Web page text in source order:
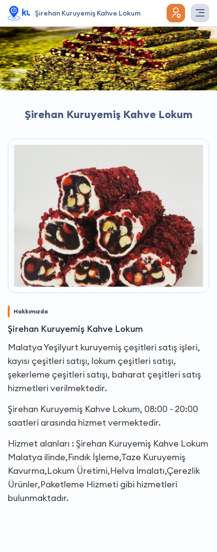
Şirehan Kuruyemiş Kahve Lokum
Şirehan Kuruyemiş Kahve Lokum
Hakkımızda
Şirehan Kuruyemiş Kahve Lokum
Malatya Yeşilyurt kuruyemiş çeşitleri satış işleri,
kayısı çeşitleri satışı, lokum çeşitleri satışı,
şekerleme çeşitleri satışı, baharat çeşitleri satış
hizmetleri verilmektedir.
Şirehan Kuruyemiş Kahve Lokum, 08:00 - 20:00
saatleri arasında hizmet vermektedir.
Hizmet alanları : Şirehan Kuruyemiş Kahve Lokum
Malatya ilinde,Fındık İşleme,Taze Kuruyemiş
Kavurma,Lokum Üretimi,Helva İmalatı,Çerezlik
Ürünler,Paketleme Hizmeti gibi hizmetleri
bulunmaktadır.